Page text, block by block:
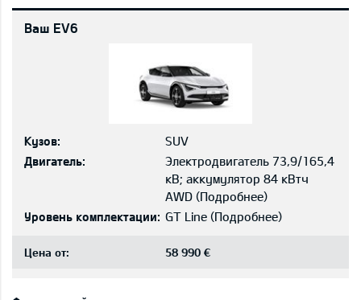
Ваш EV6
Кузов:
SUV
Двигатель:
Электродвигатель 73,9/165,4
кВ; aккумулятор 84 кВтч
AWD (Подробнее)
Уровень комплектации: GT Line (Подробнее)
Цена от: 58 990 €